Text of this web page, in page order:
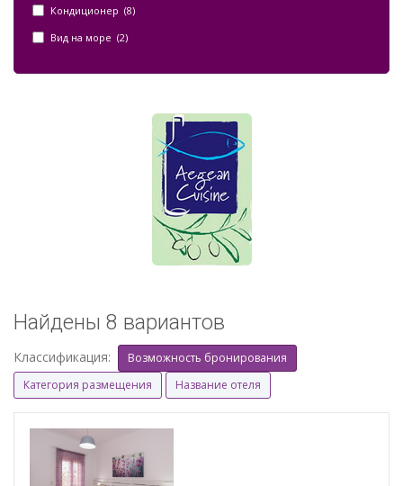
Кондиционер (8)
Вид на море (2)
Найдены 8 вариантов
Классификация:
Возможность бронирования
Категория размещения
Название отеля